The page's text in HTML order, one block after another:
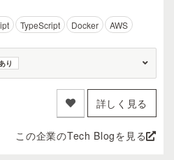
TypeScript Docker AWS
り
詳しく見る
この企業のTech Blogを見る